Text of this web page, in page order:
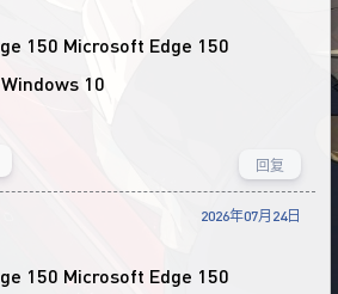
Microsoft Edge 150
Windows 10
回复
2026年07月24日
Microsoft Edge 150